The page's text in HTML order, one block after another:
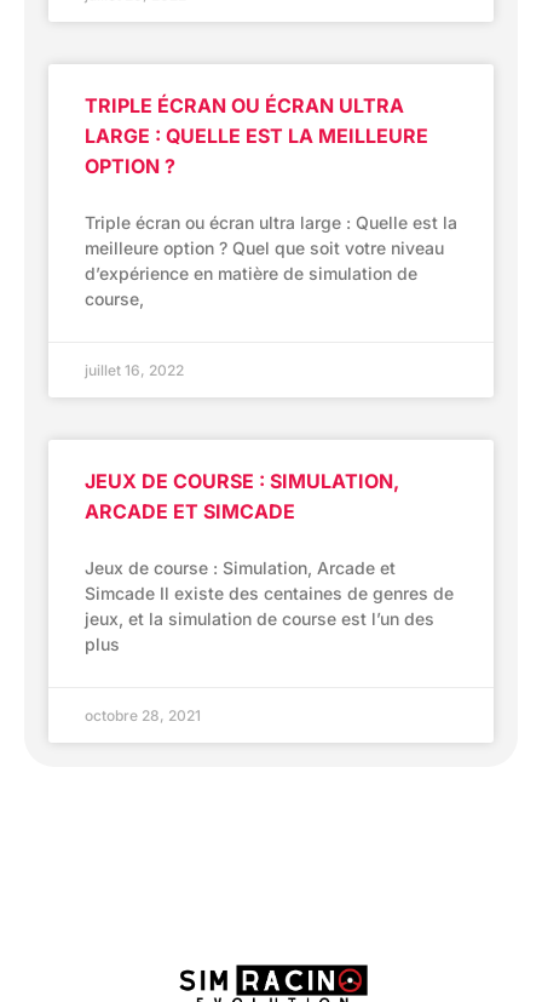
TRIPLE ÉCRAN OU ÉCRAN ULTRA
LARGE : QUELLE EST LA MEILLEURE
OPTION ?
Triple écran ou écran ultra large : Quelle est la
meilleure option ? Quel que soit votre niveau
d’expérience en matière de simulation de
course,
juillet 16, 2022
JEUX DE COURSE : SIMULATION,
ARCADE ET SIMCADE
Jeux de course : Simulation, Arcade et
Simcade Il existe des centaines de genres de
jeux, et la simulation de course est l’un des
plus
octobre 28, 2021